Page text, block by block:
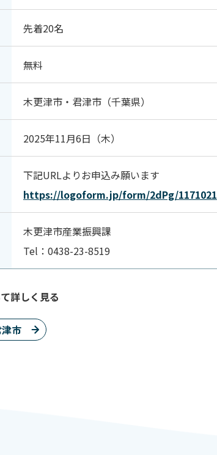
先着20名
無料
木更津市・君津市（千葉県）
2025年11月6日（木）
下記URLよりお申込み願います
https://logoform.jp/form/2dPg/1171021
木更津市産業振興課
Tel：0438-23-8519
詳しく見る
市